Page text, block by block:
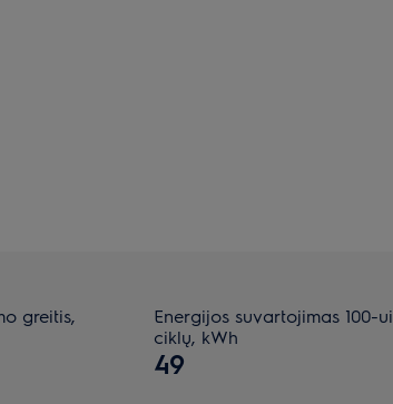
greitis,
Energijos suvartojimas 100-ui
ciklų, kWh
49